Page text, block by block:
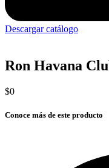
Descargar catálogo
Ron Havana
$0
Conoce más de este producto